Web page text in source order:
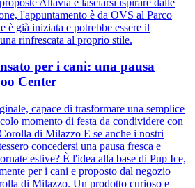
l'appuntamento è da OVS al Parco
è già iniziata e potrebbe essere il
rinfrescata al proprio stile.
per i cani: una pausa
Center
capace di trasformare una semplice
momento di festa da condividere con
di Milazzo E se anche i nostri
concedersi una pausa fresca e
estive? È l'idea alla base di Pup Ice,
per i cani e proposto dal negozio
di Milazzo. Un prodotto curioso e